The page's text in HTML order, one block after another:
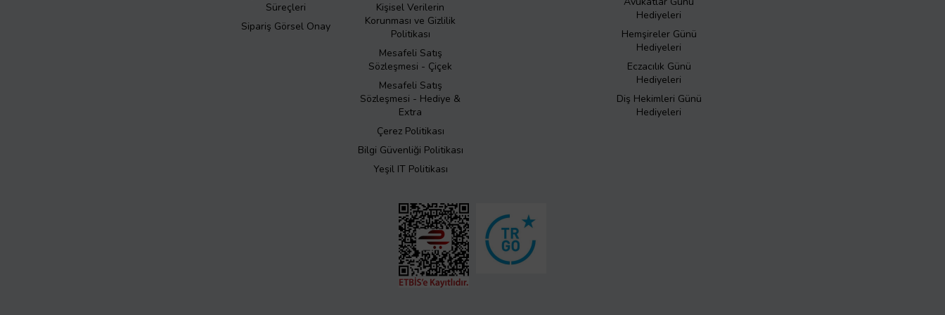
Süreçleri
Sipariş Görsel Onay
Kişisel Verilerin
Korunması ve Gizlilik
Politikası
Mesafeli Satış
Sözleşmesi - Çiçek
Mesafeli Satış
Sözleşmesi - Hediye &
Extra
Çerez Politikası
Bilgi Güvenliği Politikası
Yeşil IT Politikası
Hediyeleri
Hemşireler Günü
Hediyeleri
Eczacılık Günü
Hediyeleri
Diş Hekimleri Günü
Hediyeleri